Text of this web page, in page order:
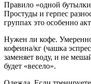
Правило «одной
Простуды и герпес
группах это особенно
Нужен ли кофе.
кофеина/кг (чашка
заменяет воду, и не
будет «весело».